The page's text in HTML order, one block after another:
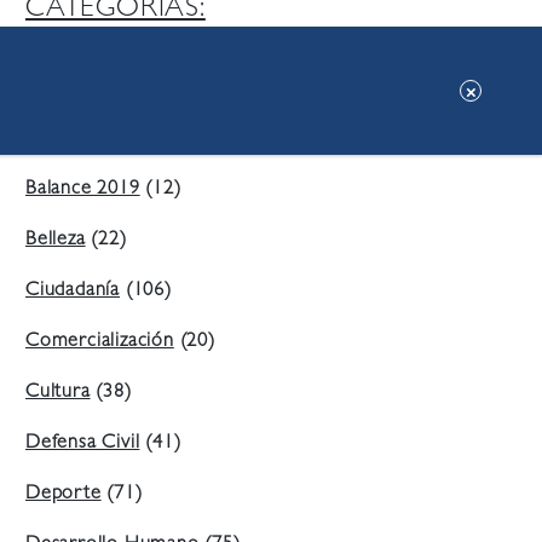
CATEGORIAS:
Balance 2019(12)
Belleza(22)
Ciudadanía (106)
Comercialización(20)
Cultura(38)
Defensa Civil(41)
Deporte(71)